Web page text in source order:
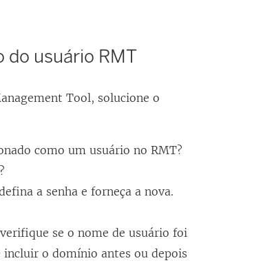
do usuário RMT
Tool, solucione o
como um usuário no RMT?
a senha e forneça a nova.
se o nome de usuário foi
o domínio antes ou depois